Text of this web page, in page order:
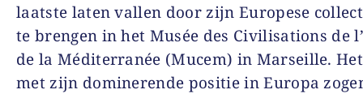
laatste laten vallen door zijn Europese
te brengen in het Musée des Civilisations de
de la Méditerranée (Mucem) in Marseille.
met zijn dominerende positie in Europa